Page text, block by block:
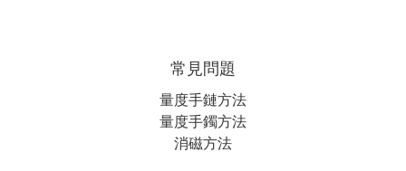
常見問題
量度手鏈方法
量度手鐲方法
消磁方法